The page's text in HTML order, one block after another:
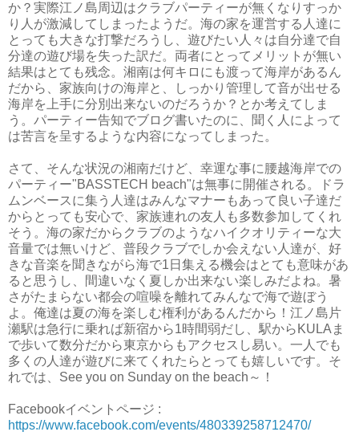
か？実際江ノ島周辺はクラブパーティーが無くなりすっか
り人が激減してしまったようだ。海の家を運営する人達に
とっても大きな打撃だろうし、遊びたい人々は自分達で自
分達の遊び場を失った訳だ。両者にとってメリットが無い
結果はとても残念。湘南は何キロにも渡って海岸があるん
だから、家族向けの海岸と、しっかり管理して音が出せる
海岸を上手に分別出来ないのだろうか？とか考えてしま
う。パーティー告知でブログ書いたのに、聞く人によって
は苦言を呈するような内容になってしまった。
さて、そんな状況の湘南だけど、幸運な事に腰越海岸での
パーティー"BASSTECH beach"は無事に開催される。ドラ
ムンベースに集う人達はみんなマナーもあって良い子達だ
からとっても安心で、家族連れの友人も多数参加してくれ
そう。海の家だからクラブのようなハイクオリティーな大
音量では無いけど、普段クラブでしか会えない人達が、好
きな音楽を聞きながら海で1日集える機会はとても意味があ
ると思うし、間違いなく夏しか出来ない楽しみだよね。暑
さがたまらない都会の喧噪を離れてみんなで海で遊ぼう
よ。俺達は夏の海を楽しむ権利があるんだから！江ノ島片
瀬駅は急行に乗れば新宿から1時間弱だし、駅からKULAま
で歩いて数分だから東京からもアクセスし易い。一人でも
多くの人達が遊びに来てくれたらとっても嬉しいです。そ
れでは、See you on Sunday on the beach～！
Facebookイベントページ :
https://www.facebook.com/events/480339258712470/